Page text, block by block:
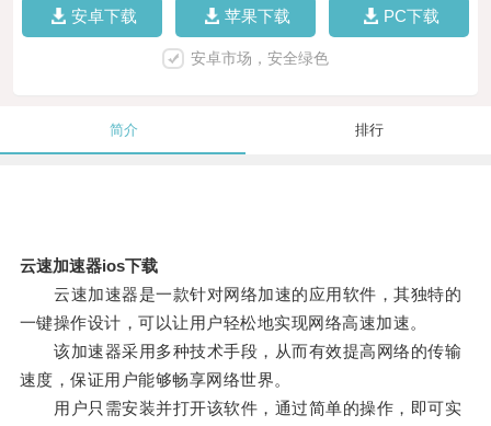
安卓下载 苹果下载 PC下载
安卓市场，安全绿色
简介 排行
云速加速器ios下载
云速加速器是一款针对网络加速的应用软件，其独特的
一键操作设计，可以让用户轻松地实现网络高速加速。
该加速器采用多种技术手段，从而有效提高网络的传输
速度，保证用户能够畅享网络世界。
用户只需安装并打开该软件，通过简单的操作，即可实